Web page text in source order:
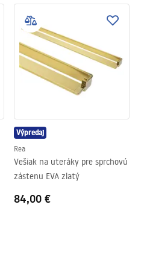
Výpredaj
Rea
Vešiak na uteráky pre sprchovú
zástenu EVA zlatý
84,00 €